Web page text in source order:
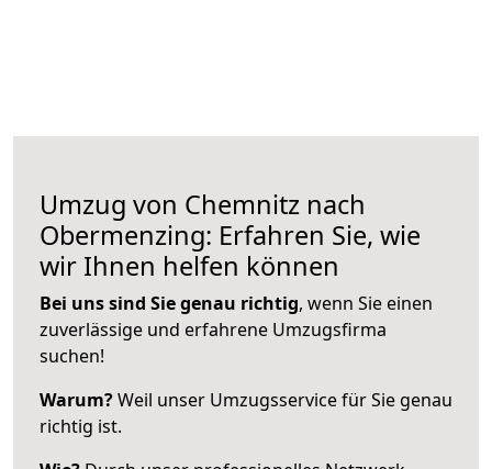
Umzug von Chemnitz nach
Obermenzing: Erfahren Sie, wie
wir Ihnen helfen können
Bei uns sind Sie genau richtig, wenn Sie einen
zuverlässige und erfahrene Umzugsfirma
suchen!
Warum?Weil unser Umzugsservice für Sie genau
richtig ist.